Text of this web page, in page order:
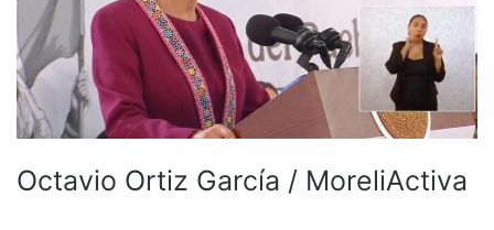
Octavio Ortiz García / MoreliActiva